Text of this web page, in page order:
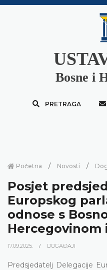
Bosne i
PRETRAGA
Početna Novosti
Posjet
Europskog
odnose s
Hercegovinom
17.09.2025. DOGAĐAJI
Predsjedatelj Delegacije